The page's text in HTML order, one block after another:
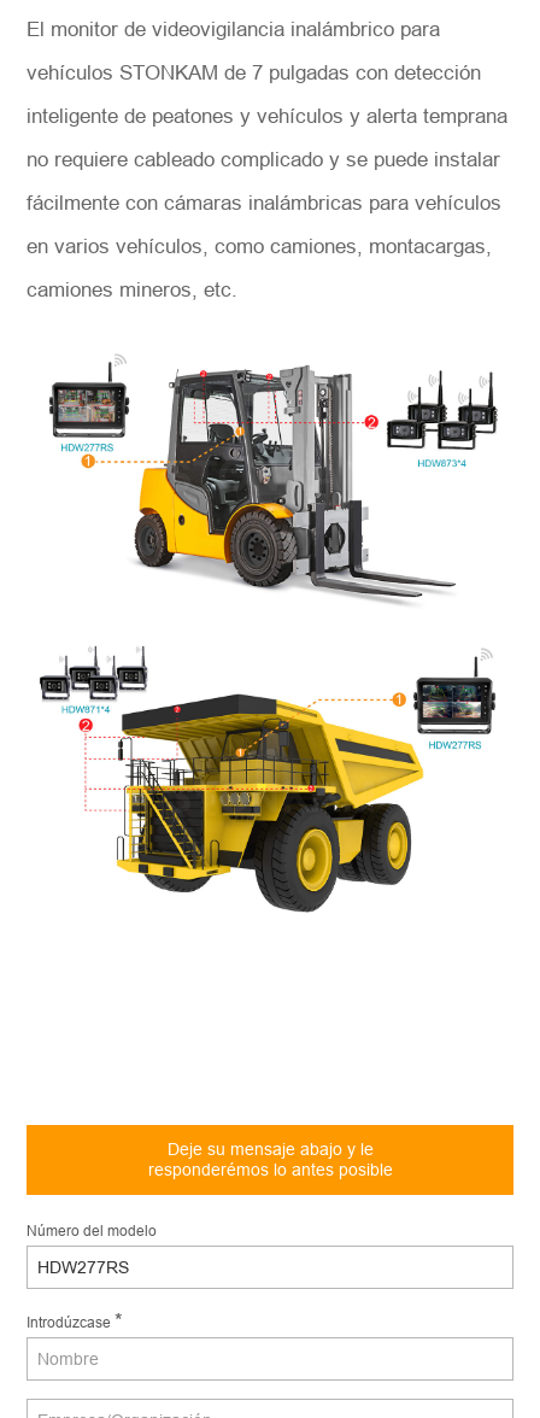
El monitor de videovigilancia inalámbrico para
vehículos STONKAM de 7 pulgadas con detección
inteligente de peatones y vehículos y alerta temprana
no requiere cableado complicado y se puede instalar
fácilmente con cámaras inalámbricas para vehículos
en varios vehículos, como camiones, montacargas,
camiones mineros, etc.
Deje su mensaje abajo y le
responderémos lo antes posible
Número del modelo
Introdúzcase *